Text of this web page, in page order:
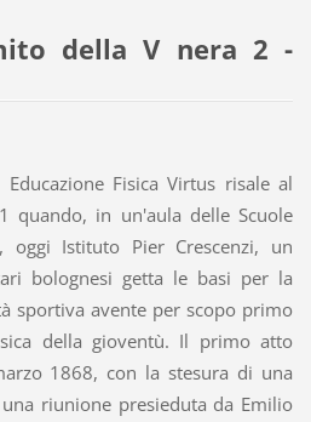
della V nera 2 -
Fisica Virtus risale al
quando, in un'aula delle Scuole
oggi Istituto Pier Crescenzi, un
bolognesi getta le basi per la
sportiva avente per scopo primo
della gioventù. Il primo atto
1868, con la stesura di una
riunione presieduta da Emilio